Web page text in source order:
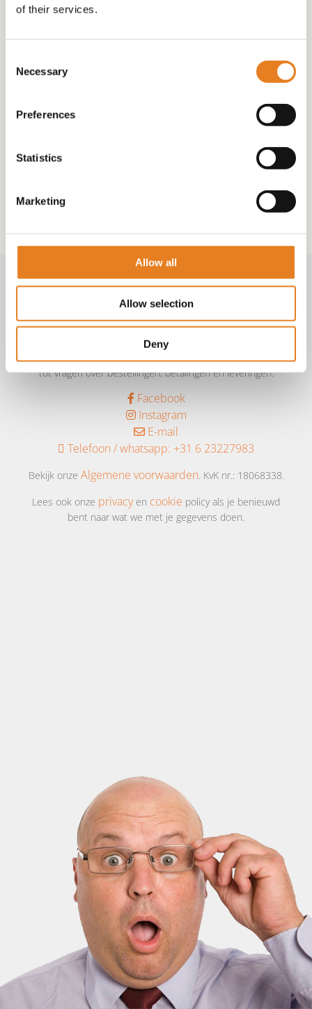
of their services.
Selection
Necessary
Preferences
Statistics
Marketing
Allow all
Allow selection
Deny
WRAPS grote schaal
presenteer schaal
Aangepast met telefoonnummer:
Lees altijd onzebezorginformatie paginamet betrekking
tot vragen over bestellingen, betalingen en leveringen.
Facebook
Instagram
E-mail
Telefoon / whatsapp: +31 6 23227983
Bekijk onze Algemene voorwaarden. KvK nr.: 18068338.
Lees ook onze privacyen cookie policy als je benieuwd
bent naar wat we met je gegevens doen.